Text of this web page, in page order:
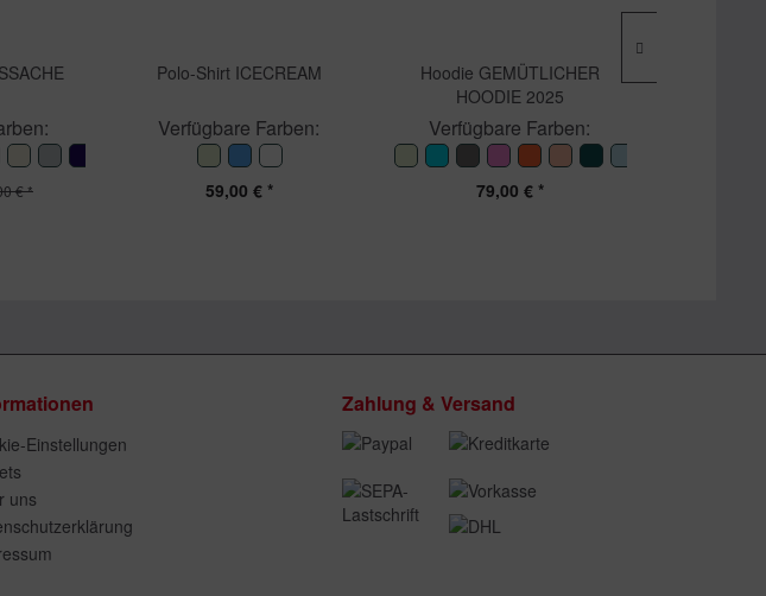
€ *
Polo-Shirt ICECREAM
Verfügbare Farben:
59,00 € *
Hoodie GEMÜTLICHER
HOODIE 2025
Verfügbare Farben:
79,00 € *
Einstellungen
uns
Zahlung & Versand